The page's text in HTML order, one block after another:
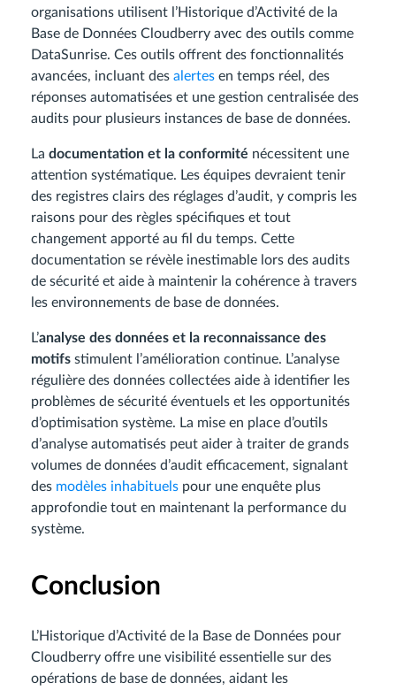
organisations utilisent l’Historique d’Activité de la
Base de Données Cloudberry avec des outils comme
DataSunrise. Ces outils offrent des fonctionnalités
avancées, incluant des alertes en temps réel, des
réponses automatisées et une gestion centralisée des
audits pour plusieurs instances de base de données.
La documentation et la conformité nécessitent une
attention systématique. Les équipes devraient tenir
des registres clairs des réglages d’audit, y compris les
raisons pour des règles spécifiques et tout
changement apporté au fil du temps. Cette
documentation se révèle inestimable lors des audits
de sécurité et aide à maintenir la cohérence à travers
les environnements de base de données.
L’analyse des données et la reconnaissance des
motifs stimulent l’amélioration continue. L’analyse
régulière des données collectées aide à identifier les
problèmes de sécurité éventuels et les opportunités
d’optimisation système. La mise en place d’outils
d’analyse automatisés peut aider à traiter de grands
volumes de données d’audit efficacement, signalant
des modèles inhabituels pour une enquête plus
approfondie tout en maintenant la performance du
système.
Conclusion
L’Historique d’Activité de la Base de Données pour
Cloudberry offre une visibilité essentielle sur des
opérations de base de données, aidant les